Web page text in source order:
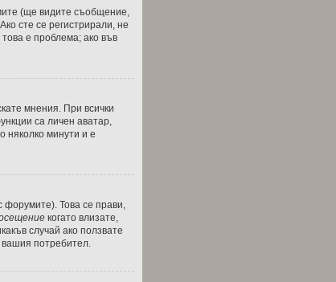
(ще видите съобщение,
сте се регистрирали, не
е проблема; ако във
мнения. При всички
са личен аватар,
няколко минути и е
форумите). Това се прави,
когато влизате,
случай ако ползвате
вашия потребител.